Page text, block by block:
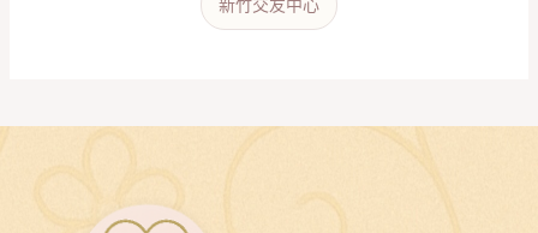
新竹交友中心